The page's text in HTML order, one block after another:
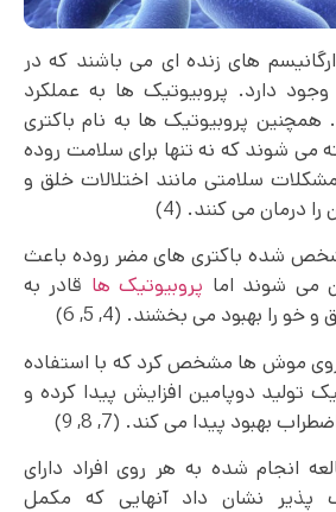
های زنده ای می باشند که در
دارد. پروبیوتیک ها به عملکرد
پروبیوتیک ها به نام باکتری
می شوند که نه تنها برای سلامت روده
سلامتی مانند اختلالات خلق و
درمان می کنند. (4)
شده باکتری های مضر روده باعث
می شوند اما پروبیوتیک ها قادر به
را بهبود می بخشند. (4, 5, 6)
روی موش ها مشخص کرد که با استفاده
تولید دوپامین افزایش پیدا کرده و
بهبود پیدا می‌ کند. (7, 8, 9)
انجام شده به هر روی افراد دارای
پذیر نشان داد آنهایی که مکمل